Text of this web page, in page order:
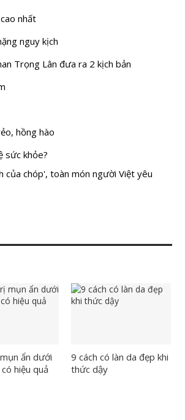
nhất
nguy kịch
Trọng Lân đưa ra 2 kịch bản
hồng hào
sức khỏe?
chóp', toàn món người Việt yêu
ẩn dưới
hiệu quả
9 cách có làn da đẹp khi
thức dậy